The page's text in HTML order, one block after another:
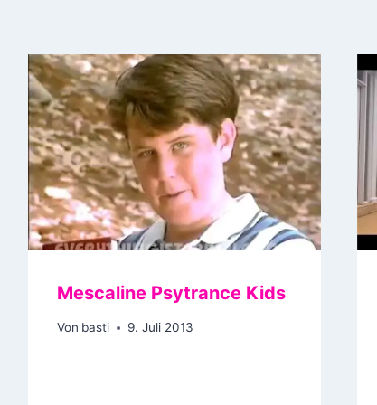
Mescaline Psytrance Kids
Von basti 9. Juli 2013